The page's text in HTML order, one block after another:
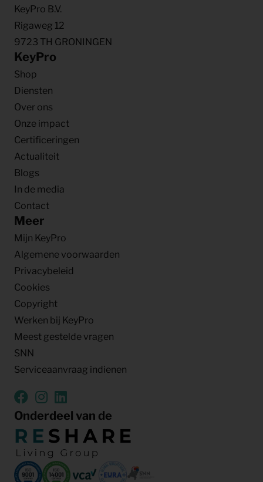
KeyPro B.V.
Rigaweg 12
9723 TH GRONINGEN
KeyPro
Shop
Diensten
Over ons
Onze impact
Certificeringen
Actualiteit
Blogs
In de media
Contact
Meer
Mijn KeyPro
Algemene voorwaarden
Privacybeleid
Cookies
Copyright
Werken bij KeyPro
Meest gestelde vragen
SNN
Serviceaanvraag indienen
Onderdeel van de